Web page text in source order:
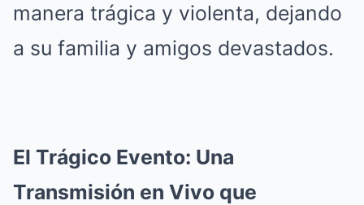
manera trágica y violenta, dejando
a su familia y amigos devastados.
El Trágico Evento: Una
Transmisión en Vivo que